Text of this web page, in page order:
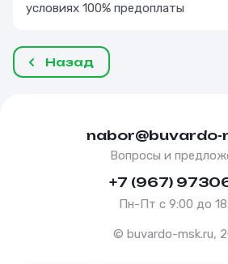
условиях 100% предоплаты
Назад
nabor@buvardo-
Вопросы и
+7 (967)
Пн-Пт с 9:00 до
© buvardo-msk.ru,